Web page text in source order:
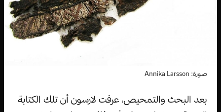
صورة: Annika Larsson
بعد البحث والتمحيص، عرفت لارسون أن تلك الكتابة